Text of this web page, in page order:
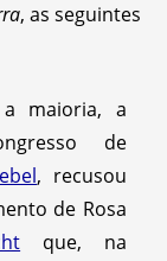
, as seguintes
maioria, a
de
, recusou
de Rosa
que, na